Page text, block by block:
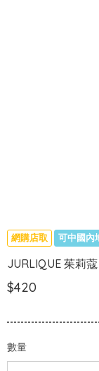
網購店取 可中國內
JURLIQUE 茱莉
$420
數量